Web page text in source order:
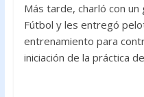
Más tarde, charló con
Fútbol y les entregó
entrenamiento para
iniciación de la práctica